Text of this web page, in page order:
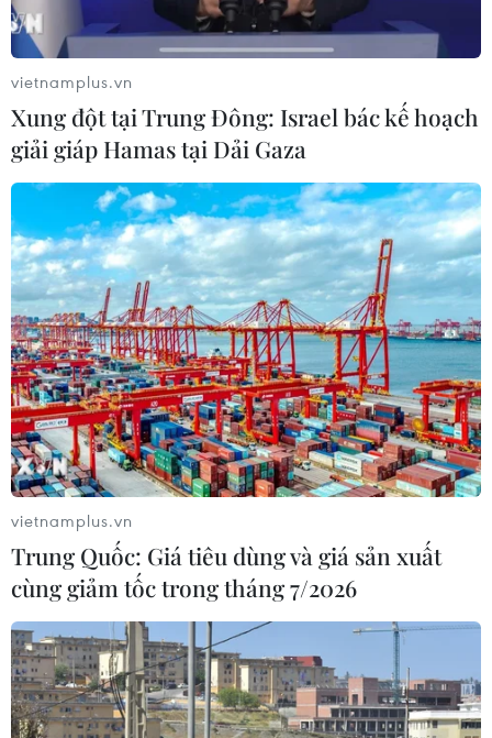
HLV Jose Mourinho: 'Ông vua đấu
cúp' chinh phạt các giải châu Âu
21/04/2023 10:32
"Người Đặc Biệt" tiếp tục thể hiện cái duyên của mình
với những giải đấu cấp độ châu Âu, khi đưa AS Roma
vào đến bán kết Europa League mùa giải 2022/23.
vietnamplus.vn
Xung đột tại Trung Đông: Israel bác kế hoạch
giải giáp Hamas tại Dải Gaza
vietnamplus.vn
Trung Quốc: Giá tiêu dùng và giá sản xuất
cùng giảm tốc trong tháng 7/2026